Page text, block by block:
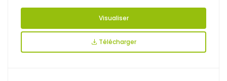
rue Maquétra
Visualiser
Télécharger